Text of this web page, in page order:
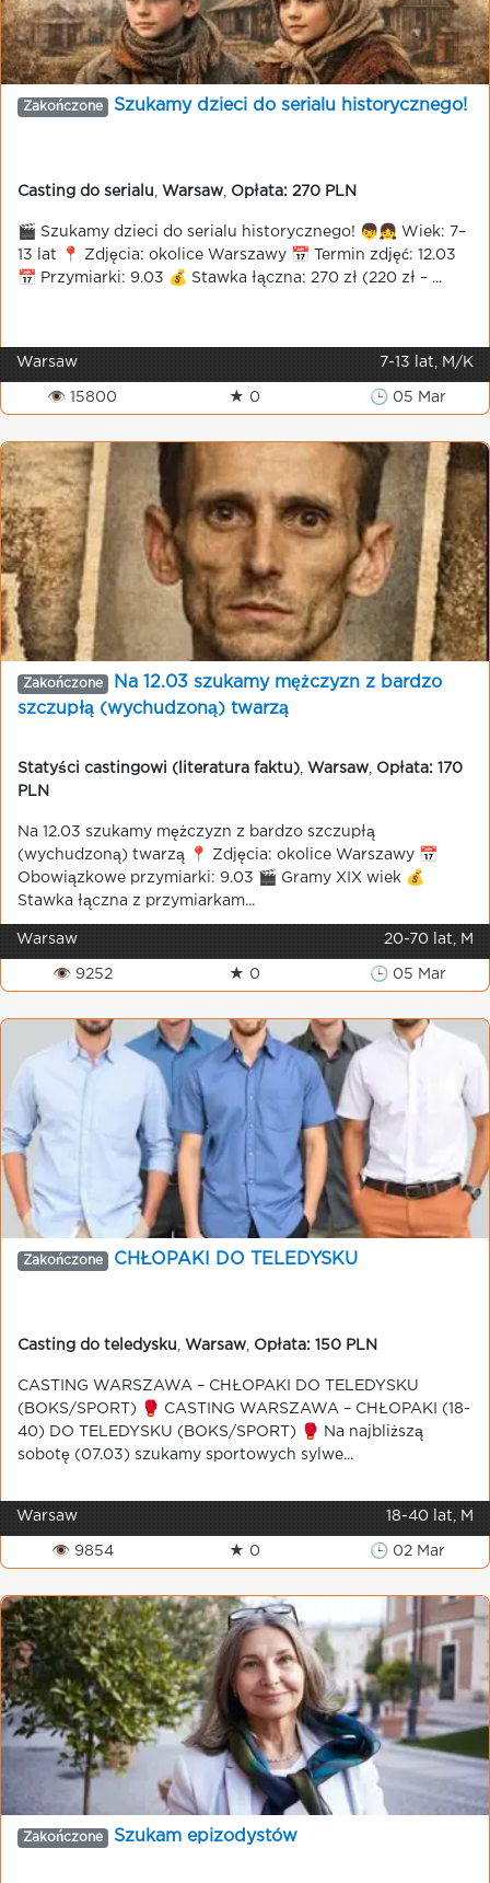
Zakończone Szukamy dzieci do serialu historycznego!
Casting do serialu Warsaw Opłata: 270 PLN
🎬 Szukamy dzieci do serialu historycznego! 👦👧 Wiek: 7–
13 lat 📍 Zdjęcia: okolice Warszawy 📅 Termin zdjęć: 12.03
📅 Przymiarki: 9.03 💰 Stawka łączna: 270 zł (220 zł – ...
Warsaw 7-13 lat, M/K
👁 15800 ★ 0 🕒 05 Mar
Zakończone
Na 12.03 szukamy mężczyzn z bardzo
szczupłą (wychudzoną) twarzą
Statyści castingowi (literatura faktu) Warsaw
Opłata: 170
PLN
Na 12.03 szukamy mężczyzn z bardzo szczupłą
(wychudzoną) twarzą 📍 Zdjęcia: okolice Warszawy 📅
Obowiązkowe przymiarki: 9.03 🎬 Gramy XIX wiek 💰
Stawka łączna z przymiarkam...
Warsaw 20-70 lat, M
👁 9252 ★ 0 🕒 05 Mar
Zakończone CHŁOPAKI DO TELEDYSKU
Casting do teledysku Warsaw Opłata: 150 PLN
CASTING WARSZAWA – CHŁOPAKI DO TELEDYSKU
(BOKS/SPORT) 🥊 CASTING WARSZAWA – CHŁOPAKI (18-
40) DO TELEDYSKU (BOKS/SPORT) 🥊 Na najbliższą
sobotę (07.03) szukamy sportowych sylwe...
Warsaw 18-40 lat, M
👁 9854 ★ 0 🕒 02 Mar
Zakończone Szukam epizodystów